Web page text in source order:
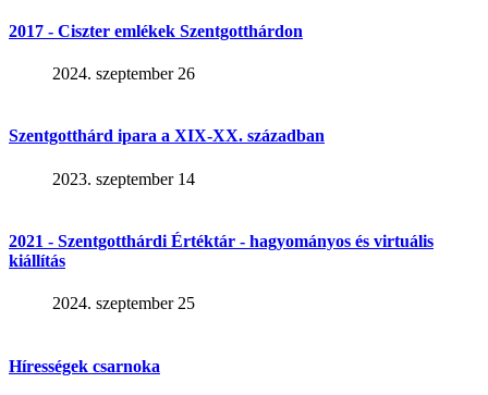
2017 - Ciszter emlékek Szentgotthárdon
2024. szeptember 26
Szentgotthárd ipara a XIX-XX. században
2023. szeptember 14
2021 - Szentgotthárdi Értéktár - hagyományos és virtuális
kiállítás
2024. szeptember 25
Hírességek csarnoka